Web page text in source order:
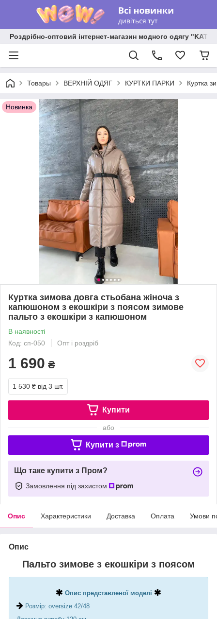
Роздрібно-оптовий інтернет-магазин модного одягу
Товары ВЕРХНІЙ ОДЯГ КУРТКИ ПАРКИ Куртка
Новинка
Куртка зимова довга стьобана жіноча з
капюшоном з екошкіри з поясом зимове
пальто з екошкіри з капюшоном
В наявності
Код: сп-050
Опт і роздріб
1 690 ₴
1 530 ₴ від 3 шт.
Купити
або
Купити з
Що таке купити з Пром?
Замовлення під захистом
Опис Характеристики Доставка Оплата Умови
Опис
Пальто зимове з екошкіри з поясом
Опис представленої моделі
Розмір: oversize 42/48